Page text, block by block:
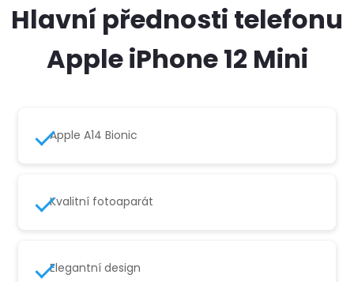
Hlavní přednosti telefonu
Apple iPhone 12 Mini
Apple A14 Bionic
Kvalitní fotoaparát
Elegantní design